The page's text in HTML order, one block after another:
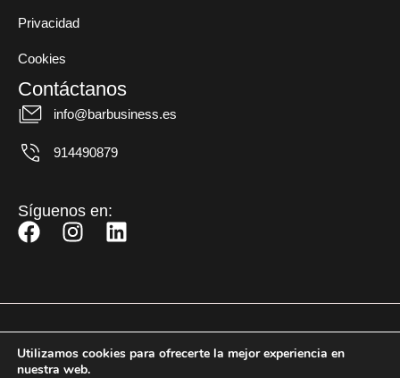
Privacidad
Cookies
Contáctanos
info@barbusiness.es
914490879
Síguenos en:
F
e
o
o
I
t
r
L
k
i
Todos los derechos
Quienes somos Contacto
Utilizamos cookies para ofrecerte la mejor experiencia en
nuestra web.